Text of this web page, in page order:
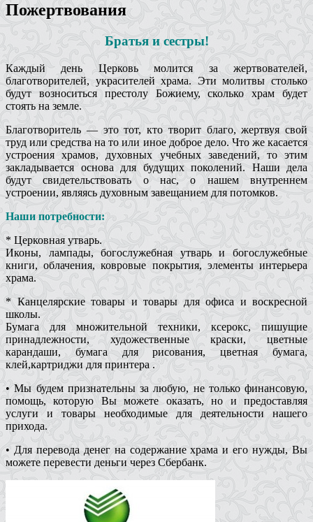
Пожертвования
Братья и сестры!
Каждый день Церковь молится за жертвователей,
благотворителей, украсителей храма. Эти молитвы столько
будут возноситься престолу Божиему, сколько храм будет
стоять на земле.
Благотворитель — это тот, кто творит благо, жертвуя свой
труд или средства на то или иное доброе дело. Что же касается
устроения храмов, духовных учебных заведений, то этим
закладывается основа для будущих поколений. Наши дела
будут свидетельствовать о нас, о нашем внутреннем
устроении, являясь духовным завещанием для потомков.
Наши потребности:
* Церковная утварь.
Иконы, лампады, богослужебная утварь и богослужебные
книги, облачения, ковровые покрытия, элементы интерьера
храма.
* Канцелярские товары и товары для офиса и воскресной
школы.
Бумага для множительной техники, ксерокс, пишущие
принадлежности, художественные краски, цветные
карандаши, бумага для рисования, цветная бумага,
клей,картриджи для принтера .
• Мы будем признательны за любую, не только финансовую,
помощь, которую Вы можете оказать, но и предоставляя
услуги и товары необходимые для деятельности нашего
прихода.
• Для перевода денег на содержание храма и его нужды, Вы
можете перевести деньги через Сбербанк.